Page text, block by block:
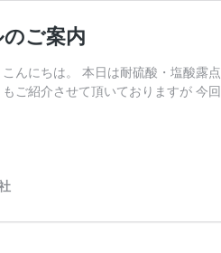
ご案内
こんにちは。 本日は耐硫酸・塩酸露
もご紹介させて頂いておりますが 今